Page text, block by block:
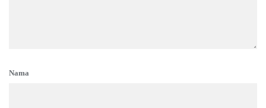
Nama